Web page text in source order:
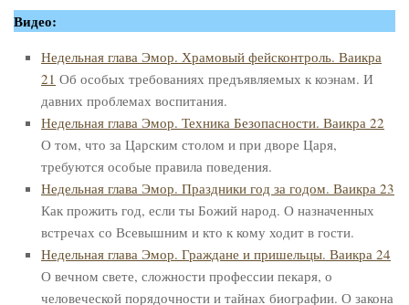
Видео:
Недельная глава Эмор. Храмовый фейсконтроль. Ваикра
21 Об особых требованиях предъявляемых к коэнам. И
давних проблемах воспитания.
Недельная глава Эмор. Техника Безопасности. Ваикра 22
О том, что за Царским столом и при дворе Царя,
требуются особые правила поведения.
Недельная глава Эмор. Праздники год за годом. Ваикра 23
Как прожить год, если ты Божий народ. О назначенных
встречах со Всевышним и кто к кому ходит в гости.
Недельная глава Эмор. Граждане и пришельцы. Ваикра 24
О вечном свете, сложности профессии пекаря, о
человеческой порядочности и тайнах биографии. О закона